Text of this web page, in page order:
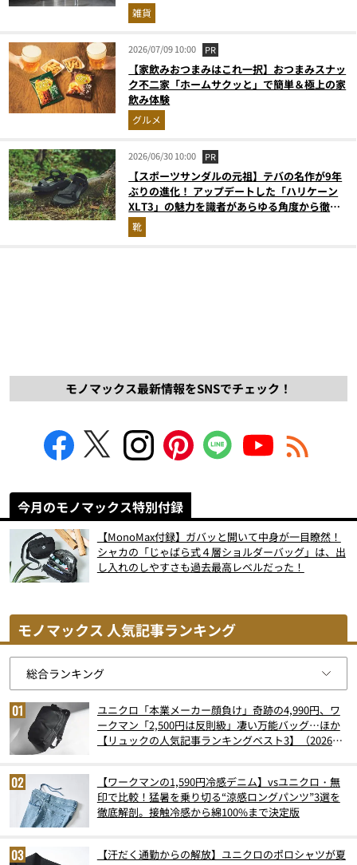
雑貨
2026/07/09 10:00 PR
【家飲みおつまみはこれ一択】おつまみスナッ
ク不二家「ホームサクッと」で簡単＆極上の家
飲み体験
グルメ
2026/06/30 10:00 PR
【スポーツサンダルの元祖】テバの名作が9年
ぶりの進化！ アップデートした「ハリケーン
XLT3」の魅力を識者があらゆる角度から徹底
解説！
靴
モノマックス最新情報をSNSでチェック！
今月のモノマックス特別付録
【MonoMax付録】ガバッと開いて中身が一目瞭然！
シャカの「じゃばら式４層ショルダーバッグ」は、出
し入れのしやすさも過去最高レベルだった！
モノマックス 人気記事ランキング
ユニクロ「本業メーカー顔負け」奇跡の4,990円、ワ
ークマン「2,500円は反則級」凄い万能バッグ…ほか
【リュックの人気記事ランキングベスト3】（2026年
【ワークマンの1,590円冷感デニム】vsユニクロ・無
印で比較！猛暑を乗り切る“涼感ロングパンツ”3選を
徹底解剖。接触冷感から綿100%まで決定版
【汗だく通勤からの解放】ユニクロのポロシャツが夏